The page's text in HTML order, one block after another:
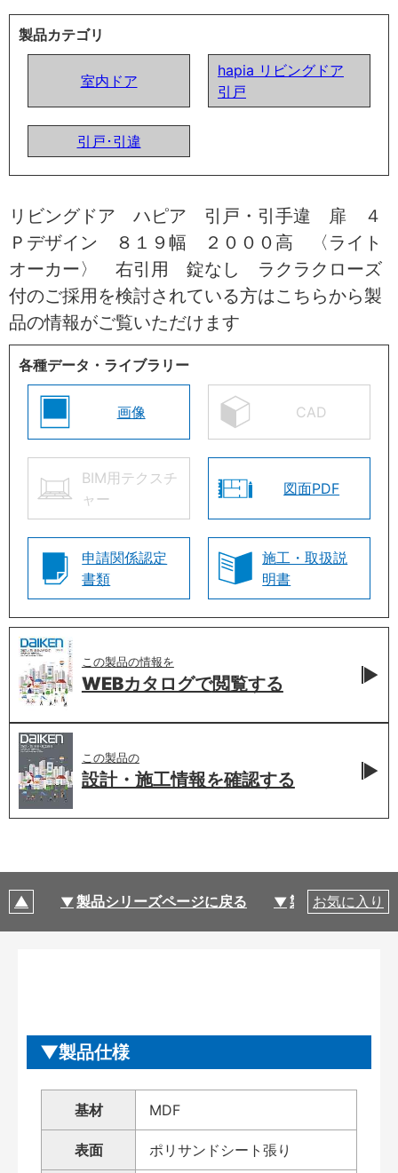
製品カテゴリ
室内ドア
hapia リビングドア
引戸
引戸･引違
リビングドア ハピア 引戸・引手違 扉 ４
Ｐデザイン ８１９幅 ２０００高 〈ライト
オーカー〉 右引用 錠なし ラクラクローズ
付のご採用を検討されている方はこちらから製
品の情報がご覧いただけます
各種データ・ライブラリー
画像 CAD
BIM用テクスチ
ャー
図面PDF
申請関係認定
書類
施工・取扱説
明書
この製品の情報を
WEBカタログで閲覧する
この製品の
設計・施工情報を確認する
製品シリーズページに戻る 製品仕様
お気に入り
製品仕様
基材 MDF
表面 ポリサンドシート張り